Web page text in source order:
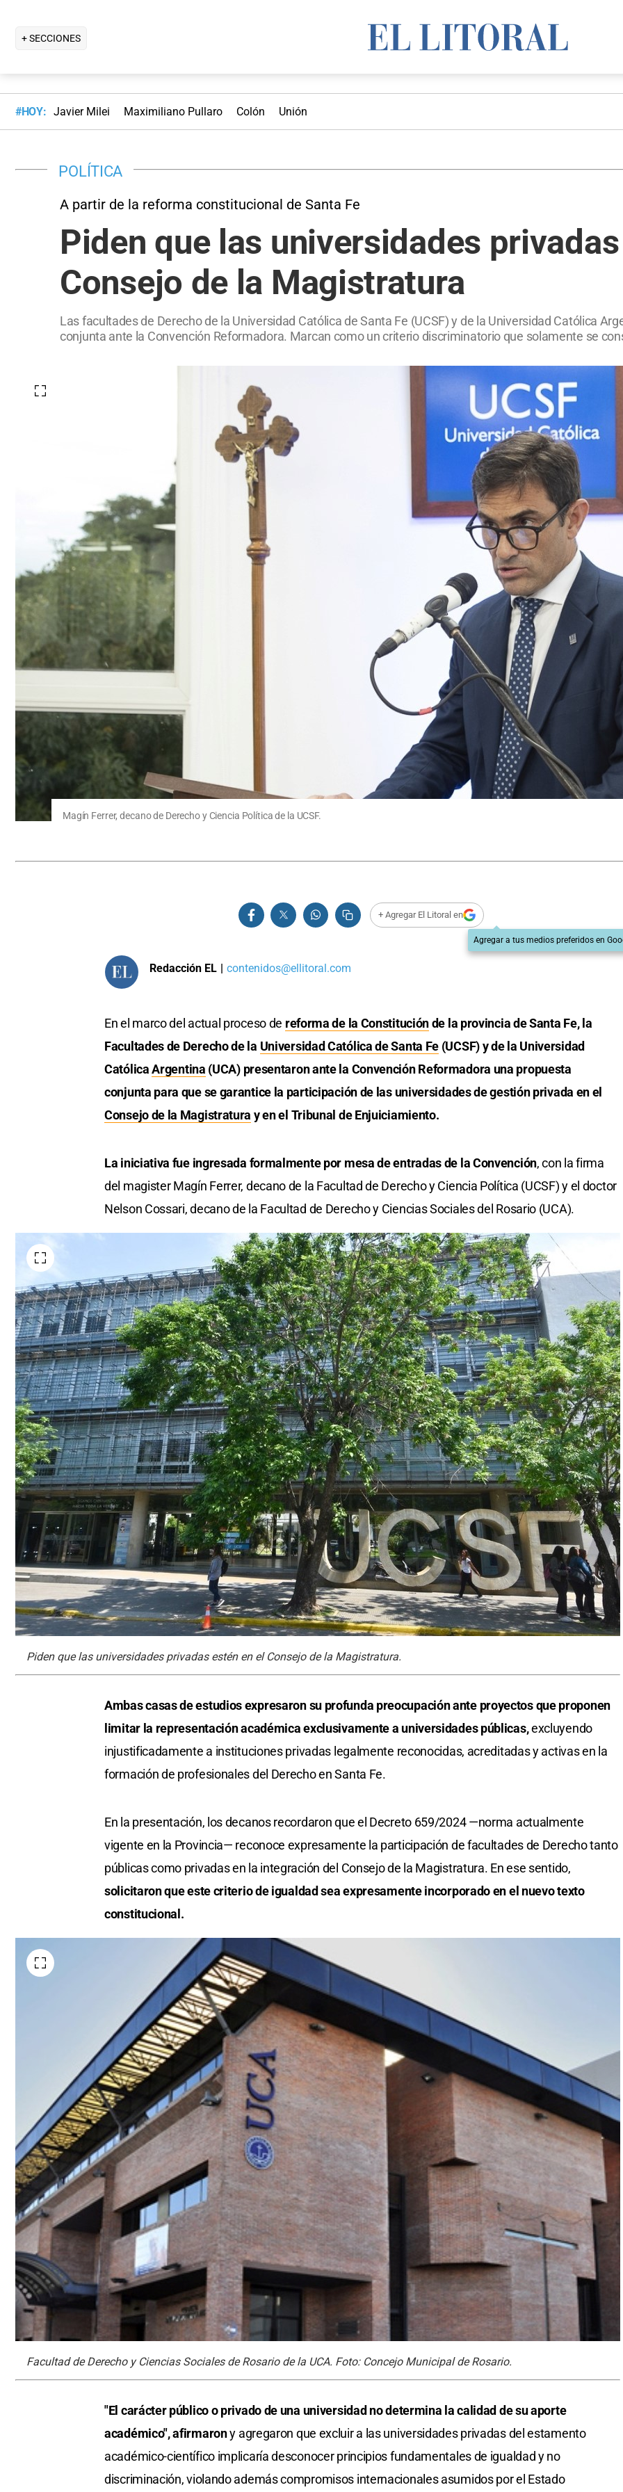
+ SECCIONES
#HOY: Javier Milei Maximiliano Pullaro Colón Unión
POLÍTICA
A partir de la reforma constitucional de Santa Fe
Piden que las universidades
Consejo de la Magistratura
Las facultades de Derecho de la Universidad Católica de Santa Fe (UCSF) y de la Universidad Católica
conjunta ante la Convención Reformadora. Marcan como un criterio discriminatorio que solamente se
Magín Ferrer, decano de Derecho y Ciencia Política de la UCSF.
+ Agregar El Litoral en
Agregar a tus medios preferidos en
Redacción EL | contenidos@ellitoral.com
En el marco del actual proceso de reforma de la Constituciónde la provincia de Santa Fe, la
Facultades de Derecho de la Universidad Católica de Santa Fe (UCSF) y de la Universidad
CatólicaArgentina (UCA) presentaron ante la Convención Reformadora una propuesta
conjunta para que se garantice la participación de las universidades de gestión privada en el
Consejo de la Magistratura y en el Tribunal de Enjuiciamiento.
La iniciativa fue ingresada formalmente por mesa de entradas de la Convención, con la firma
del magister Magín Ferrer, decano de la Facultad de Derecho y Ciencia Política (UCSF) y el doctor
Nelson Cossari, decano de la Facultad de Derecho y Ciencias Sociales del Rosario (UCA).
Piden que las universidades privadas estén en el Consejo de la Magistratura.
Ambas casas de estudios expresaron su profunda preocupación ante proyectos que proponen
limitar la representación académica exclusivamente a universidades públicas,excluyendo
injustificadamente a instituciones privadas legalmente reconocidas, acreditadas y activas en la
formación de profesionales del Derecho en Santa Fe.
En la presentación, los decanos recordaron que el Decreto 659/2024 —norma actualmente
vigente en la Provincia— reconoce expresamente la participación de facultades de Derecho tanto
públicas como privadas en la integración del Consejo de la Magistratura. En ese sentido,
solicitaron que este criterio de igualdad sea expresamente incorporado en el nuevo texto
constitucional.
Facultad de Derecho y Ciencias Sociales de Rosario de la UCA. Foto: Concejo Municipal de Rosario.
"El carácter público o privado de una universidad no determina la calidad de su aporte
académico", afirmarony agregaron que excluir a las universidades privadas del estamento
académico-científico implicaría desconocer principios fundamentales de igualdad y no
discriminación, violando además compromisos internacionales asumidos por el Estado